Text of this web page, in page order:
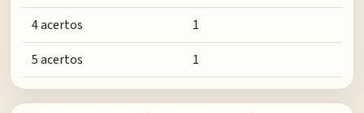
4 acertos
1
5 acertos
1